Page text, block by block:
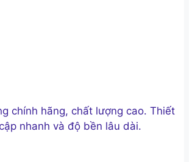
chính hãng, chất lượng cao. Thiết
nhanh và độ bền lâu dài.